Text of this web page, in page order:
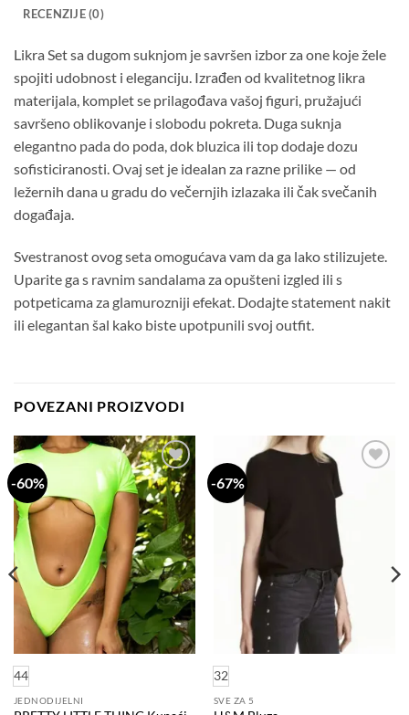
RECENZIJE (0)
Likra Set sa dugom suknjom je savršen izbor za one koje žele
spojiti udobnost i eleganciju. Izrađen od kvalitetnog likra
materijala, komplet se prilagođava vašoj figuri, pružajući
savršeno oblikovanje i slobodu pokreta. Duga suknja
elegantno pada do poda, dok bluzica ili top dodaje dozu
sofisticiranosti. Ovaj set je idealan za razne prilike — od
ležernih dana u gradu do večernjih izlazaka ili čak svečanih
događaja.
Svestranost ovog seta omogućava vam da ga lako stilizujete.
Uparite ga s ravnim sandalama za opušteni izgled ili s
potpeticama za glamurozniji efekat. Dodajte statement nakit
ili elegantan šal kako biste upotpunili svoj outfit.
POVEZANI PROIZVODI
-60%
Dodaj
na
listu
želja
44
JEDNODIJELNI
-67%
32
SVE ZA 5